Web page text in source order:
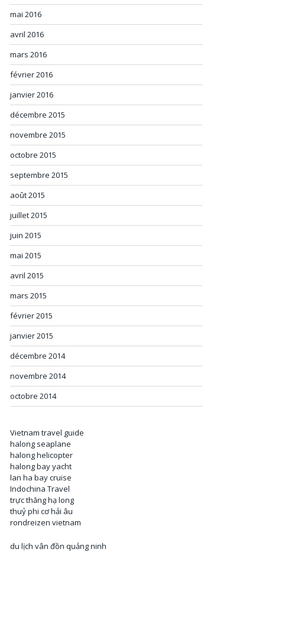
mai 2016
avril 2016
mars 2016
février 2016
janvier 2016
décembre 2015
novembre 2015
octobre 2015
septembre 2015
août 2015
juillet 2015
juin 2015
mai 2015
avril 2015
mars 2015
février 2015
janvier 2015
décembre 2014
novembre 2014
octobre 2014
Vietnam travel guide
halong seaplane
halong helicopter
halong bay yacht
lan ha bay cruise
Indochina Travel
trực thăng hạ long
thuỷ phi cơ hải âu
rondreizen vietnam
du lịch vân đồn quảng ninh